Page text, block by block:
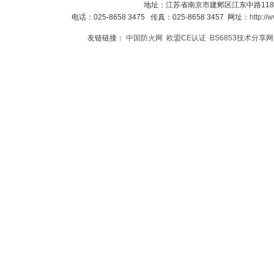
地址：江苏省南京市建邺区江东中路
电话：025-8658 3475 传真：025-8658 3457 网址： http://
友链链接： 中国防火网 欧盟CE认证 BS6853技术分享网